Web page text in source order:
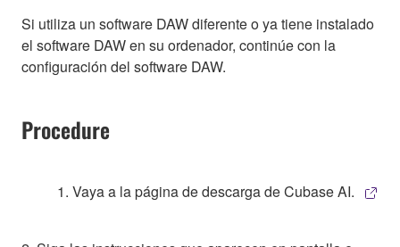
Si utiliza un software DAW diferente o ya tiene instalado
el software DAW en su ordenador, continúe con la
configuración del software DAW.
Procedure
1. Vaya a la página de descarga de Cubase AI.